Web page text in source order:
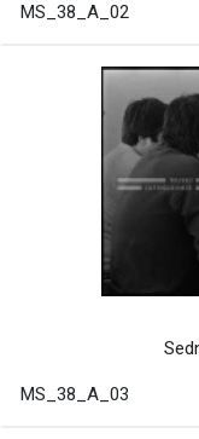
MS_38_A_02
MS_38_A_03